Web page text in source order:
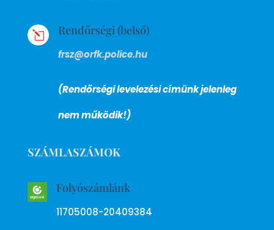
l Rendőrségi (belső)
frsz@orfk.police.hu
(Rendőrségi levelezési címünk jelenleg
nem működik!)
SZÁMLASZÁMOK
Folyószámlánk
11705008-20409384